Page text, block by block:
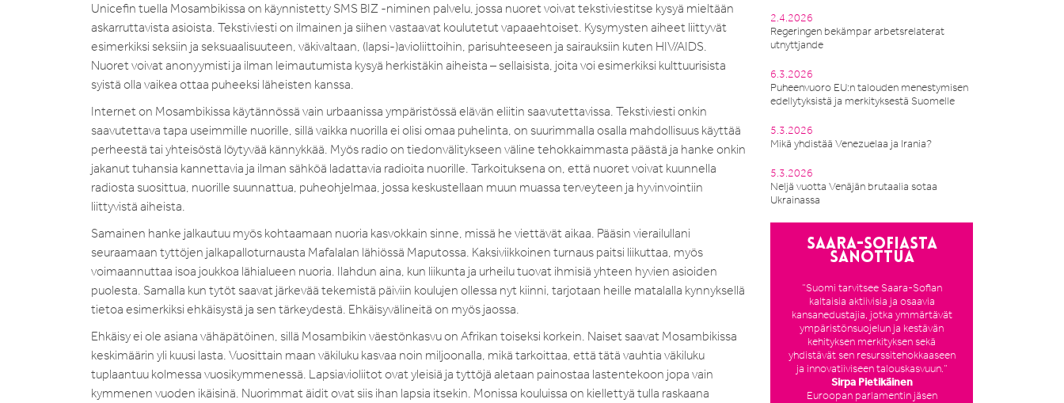
Unicefin tuella Mosambikissa on käynnistetty SMS BIZ -niminen palvelu, jossa nuoret voivat tekstiviestitse kysyä mieltään
askarruttavista asioista. Tekstiviesti on ilmainen ja siihen vastaavat koulutetut vapaaehtoiset. Kysymysten aiheet liittyvät
esimerkiksi seksiin ja seksuaalisuuteen, väkivaltaan, (lapsi-)avioliittoihin, parisuhteeseen ja sairauksiin kuten HIV/AIDS.
Nuoret voivat anonyymisti ja ilman leimautumista kysyä herkistäkin aiheista – sellaisista, joita voi esimerkiksi kulttuurisista
syistä olla vaikea ottaa puheeksi läheisten kanssa.
Internet on Mosambikissa käytännössä vain urbaanissa ympäristössä elävän eliitin saavutettavissa. Tekstiviesti onkin
saavutettava tapa useimmille nuorille, sillä vaikka nuorilla ei olisi omaa puhelinta, on suurimmalla osalla mahdollisuus käyttää
perheestä tai yhteisöstä löytyvää kännykkää. Myös radio on tiedonvälitykseen väline tehokkaimmasta päästä ja hanke onkin
jakanut tuhansia kannettavia ja ilman sähköä ladattavia radioita nuorille. Tarkoituksena on, että nuoret voivat kuunnella
radiosta suosittua, nuorille suunnattua, puheohjelmaa, jossa keskustellaan muun muassa terveyteen ja hyvinvointiin
liittyvistä aiheista.
Samainen hanke jalkautuu myös kohtaamaan nuoria kasvokkain sinne, missä he viettävät aikaa. Pääsin vierailullani
seuraamaan tyttöjen jalkapalloturnausta Mafalalan lähiössä Maputossa. Kaksiviikkoinen turnaus paitsi liikuttaa, myös
voimaannuttaa isoa joukkoa lähialueen nuoria. Ilahdun aina, kun liikunta ja urheilu tuovat ihmisiä yhteen hyvien asioiden
puolesta. Samalla kun tytöt saavat järkevää tekemistä päiviin koulujen ollessa nyt kiinni, tarjotaan heille matalalla kynnyksellä
tietoa esimerkiksi ehkäisystä ja sen tärkeydestä. Ehkäisyvälineitä on myös jaossa.
Ehkäisy ei ole asiana vähäpätöinen, sillä Mosambikin väestönkasvu on Afrikan toiseksi korkein. Naiset saavat Mosambikissa
keskimäärin yli kuusi lasta. Vuosittain maan väkiluku kasvaa noin miljoonalla, mikä tarkoittaa, että tätä vauhtia väkiluku
tuplaantuu kolmessa vuosikymmenessä. Lapsiavioliitot ovat yleisiä ja tyttöjä aletaan painostaa lastentekoon jopa vain
kymmenen vuoden ikäisinä. Nuorimmat äidit ovat siis ihan lapsia itsekin. Monissa kouluissa on kiellettyä tulla raskaana
2.4.2026
Regeringen bekämpar arbetsrelaterat
utnyttjande
6.3.2026
Puheenvuoro EU:n talouden menestymisen
edellytyksistä ja merkityksestä Suomelle
5.3.2026
Mikä yhdistää Venezuelaa ja Irania?
5.3.2026
Neljä vuotta Venäjän brutaalia sotaa
Ukrainassa
Saara-Sofiasta
sanottua
”Suomi tarvitsee Saara-Sofian
kaltaisia aktiivisia ja osaavia
kansanedustajia, jotka ymmärtävät
ympäristönsuojelun ja kestävän
kehityksen merkityksen sekä
yhdistävät sen resurssitehokkaaseen
ja innovatiiviseen talouskasvuun.”
Sirpa Pietikäinen
Euroopan parlamentin jäsen